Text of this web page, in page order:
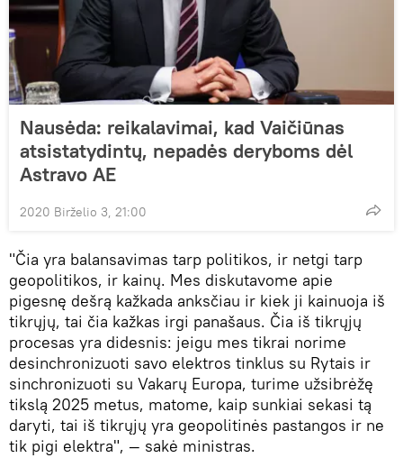
Nausėda: reikalavimai, kad Vaičiūnas
atsistatydintų, nepadės deryboms dėl
Astravo AE
2020 Birželio 3, 21:00
"Čia yra balansavimas tarp politikos, ir netgi tarp
geopolitikos, ir kainų. Mes diskutavome apie
pigesnę dešrą kažkada anksčiau ir kiek ji kainuoja iš
tikrųjų, tai čia kažkas irgi panašaus. Čia iš tikrųjų
procesas yra didesnis: jeigu mes tikrai norime
desinchronizuoti savo elektros tinklus su Rytais ir
sinchronizuoti su Vakarų Europa, turime užsibrėžę
tikslą 2025 metus, matome, kaip sunkiai sekasi tą
daryti, tai iš tikrųjų yra geopolitinės pastangos ir ne
tik pigi elektra", — sakė ministras.